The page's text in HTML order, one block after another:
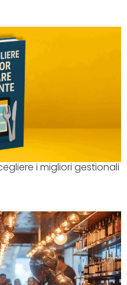
i migliori gestionali